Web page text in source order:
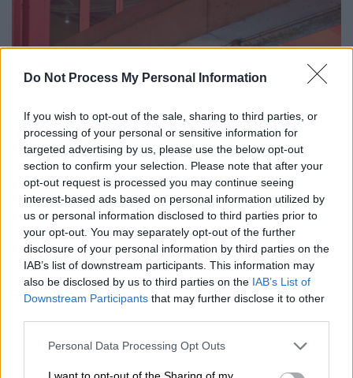
Do Not Process My Personal Information
If you wish to opt-out of the sale, sharing to third parties, or
processing of your personal or sensitive information for
targeted advertising by us, please use the below opt-out
section to confirm your selection. Please note that after your
opt-out request is processed you may continue seeing
interest-based ads based on personal information utilized by
us or personal information disclosed to third parties prior to
your opt-out. You may separately opt-out of the further
disclosure of your personal information by third parties on the
IAB’s list of downstream participants. This information may
also be disclosed by us to third parties on the IAB’s List of
Downstream Participants that may further disclose it to other
Please note that this website/app uses one or more Google
not limited to your visit or usage behaviour. You may click to
Personal Data Processing Opt Outs
I want to opt-out of the Sharing of my